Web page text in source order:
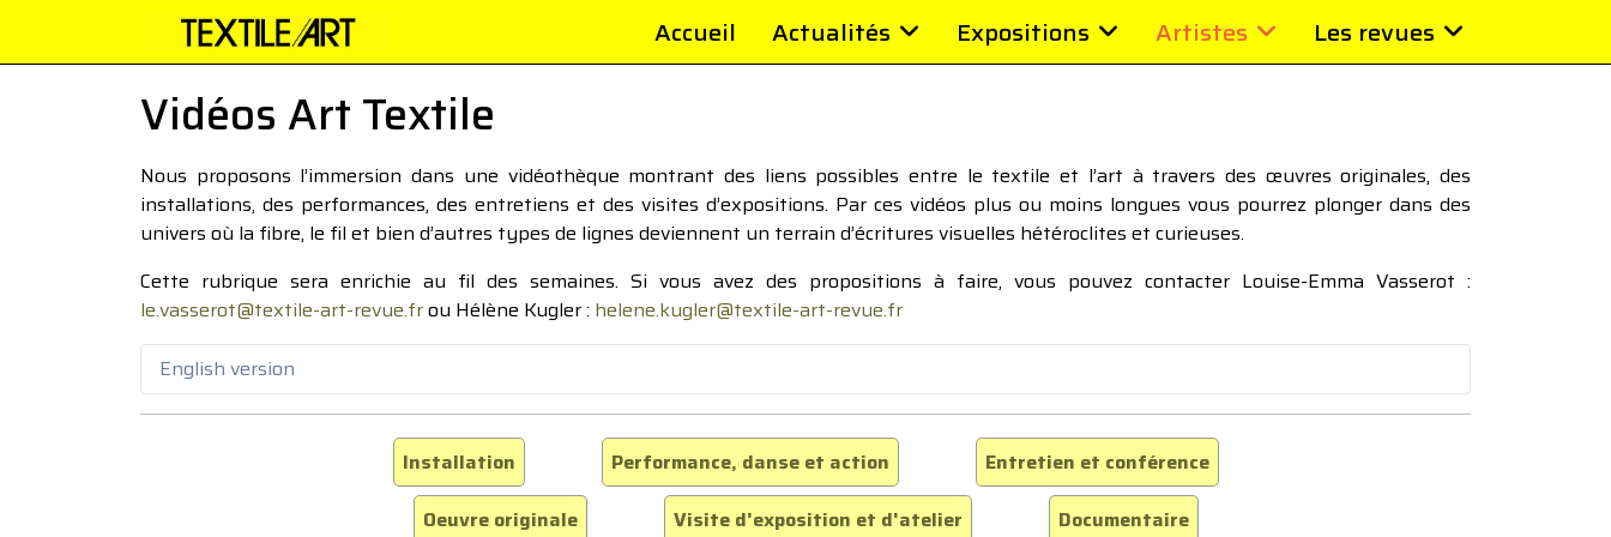
Accueil Actualités Expositions Artistes Les revues
Vidéos Art Textile
Nous proposons l’immersion dans une vidéothèque montrant des liens possibles entre le textile et l’art à travers des œuvres originales, des
installations, des performances, des entretiens et des visites d’expositions. Par ces vidéos plus ou moins longues vous pourrez plonger dans des
univers où la fibre, le fil et bien d’autres types de lignes deviennent un terrain d’écritures visuelles hétéroclites et curieuses.
Cette rubrique sera enrichie au fil des semaines. Si vous avez des propositions à faire, vous pouvez contacter Louise-Emma Vasserot :
le.vasserot@textile-art-revue.frou Hélène Kugler : helene.kugler@textile-art-revue.fr
English version
Installation Performance, danse et action
Entretien et conférence
Oeuvre originale
Visite d'exposition et d'atelier Documentaire